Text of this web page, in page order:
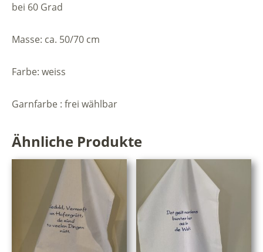
bei 60 Grad
Masse: ca. 50/70 cm
Farbe: weiss
Garnfarbe : frei wählbar
Ähnliche Produkte